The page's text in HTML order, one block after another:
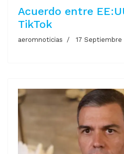
Acuerdo entre
TikTok
aeromnoticias 17 Septiembre